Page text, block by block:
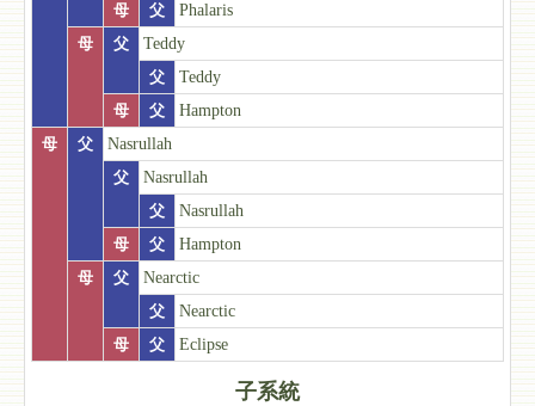
母
父
Phalaris
母
父
Teddy
父
Teddy
母
父
Hampton
母
父
Nasrullah
父
Nasrullah
父
Nasrullah
母
父
Hampton
母
父
Nearctic
父
Nearctic
母
父 Eclipse
子系統